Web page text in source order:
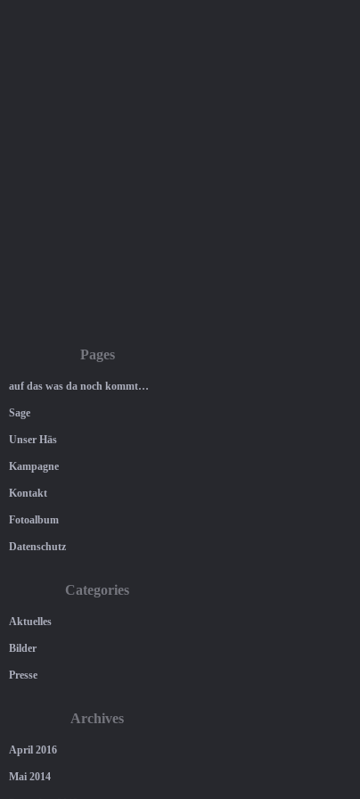
Pages
auf das was da noch kommt…
Sage
Unser Häs
Kampagne
Kontakt
Fotoalbum
Datenschutz
Categories
Aktuelles
Bilder
Presse
Archives
April 2016
Mai 2014